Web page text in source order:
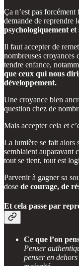
Ça n’est pas
demande de reprendre
psychologiquement
Il faut accepter de
nombreuses croyances
tendre enfance,
que ceux qui nous
développement.
Une croyance bien
question chez de
Mais accepter cela et
La lumière se fait alors
semblaient auparavant
tout se tient, tout est
Parvenir à gagner sa
dose de courage, de
Et cela passe par
Ce que l’on
Penser
penser en